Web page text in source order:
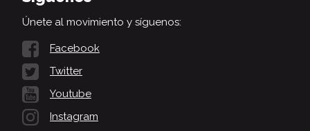
Únete al movimiento y síguenos:
Facebook
Twitter
Youtube
Instagram